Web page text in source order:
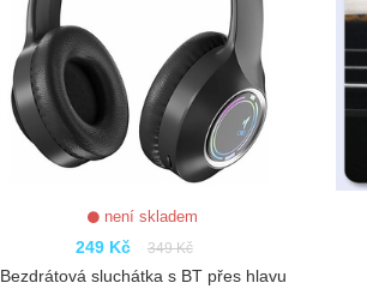
není skladem
249 Kč 349 Kč
Bezdrátová sluchátka s BT přes hlavu